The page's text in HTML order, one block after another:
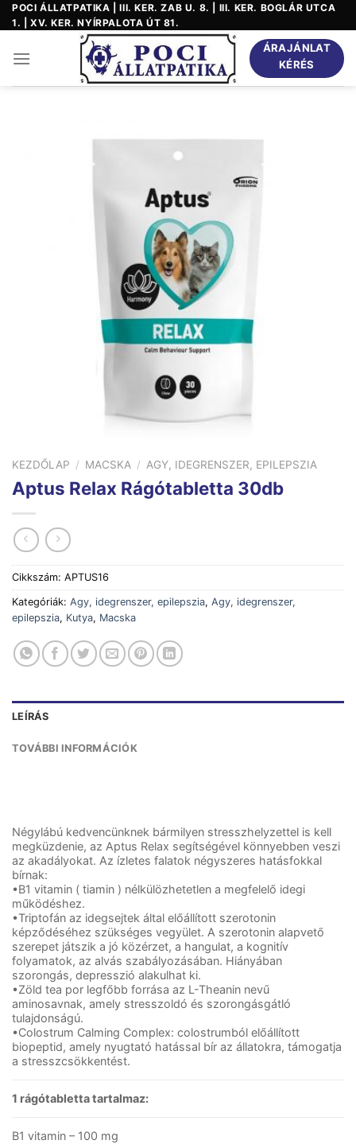
Skip
to
POCI ÁLLATPATIKA | III. KER. ZAB U. 8. | III. KER. BOGLÁR UTCA
1. | XV. KER. NYÍRPALOTA ÚT 81.
ÁRAJÁNLAT
KÉRÉS
KEZDŐLAP / MACSKA / AGY, IDEGRENSZER, EPILEPSZIA
Aptus Relax Rágótabletta 30db
Cikkszám: APTUS16
Kategóriák: Agy, idegrenszer, epilepszia, Agy, idegrenszer,
epilepszia, Kutya, Macska
LEÍRÁS
TOVÁBBI INFORMÁCIÓK
Négylábú kedvencünknek bármilyen stresszhelyzettel is kell
megküzdenie, az Aptus Relax segítségével könnyebben veszi
az akadályokat. Az ízletes falatok négyszeres hatásfokkal
bírnak:
•B1 vitamin ( tiamin ) nélkülözhetetlen a megfelelő idegi
működéshez.
•Triptofán az idegsejtek által előállított szerotonin
képződéséhez szükséges vegyület. A szerotonin alapvető
szerepet játszik a jó közérzet, a hangulat, a kognitív
folyamatok, az alvás szabályozásában. Hiányában
szorongás, depresszió alakulhat ki.
•Zöld tea por legfőbb forrása az L-Theanin nevű
aminosavnak, amely stresszoldó és szorongásgátló
tulajdonságú.
•Colostrum Calming Complex: colostrumból előállított
biopeptid, amely nyugtató hatással bír az állatokra, támogatja
a stresszcsökkentést.
1 rágótabletta tartalmaz:
B1 vitamin – 100 mg